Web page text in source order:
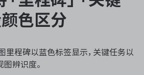
色区分
里程碑以蓝色标签显示，关键任务以
辨识度。